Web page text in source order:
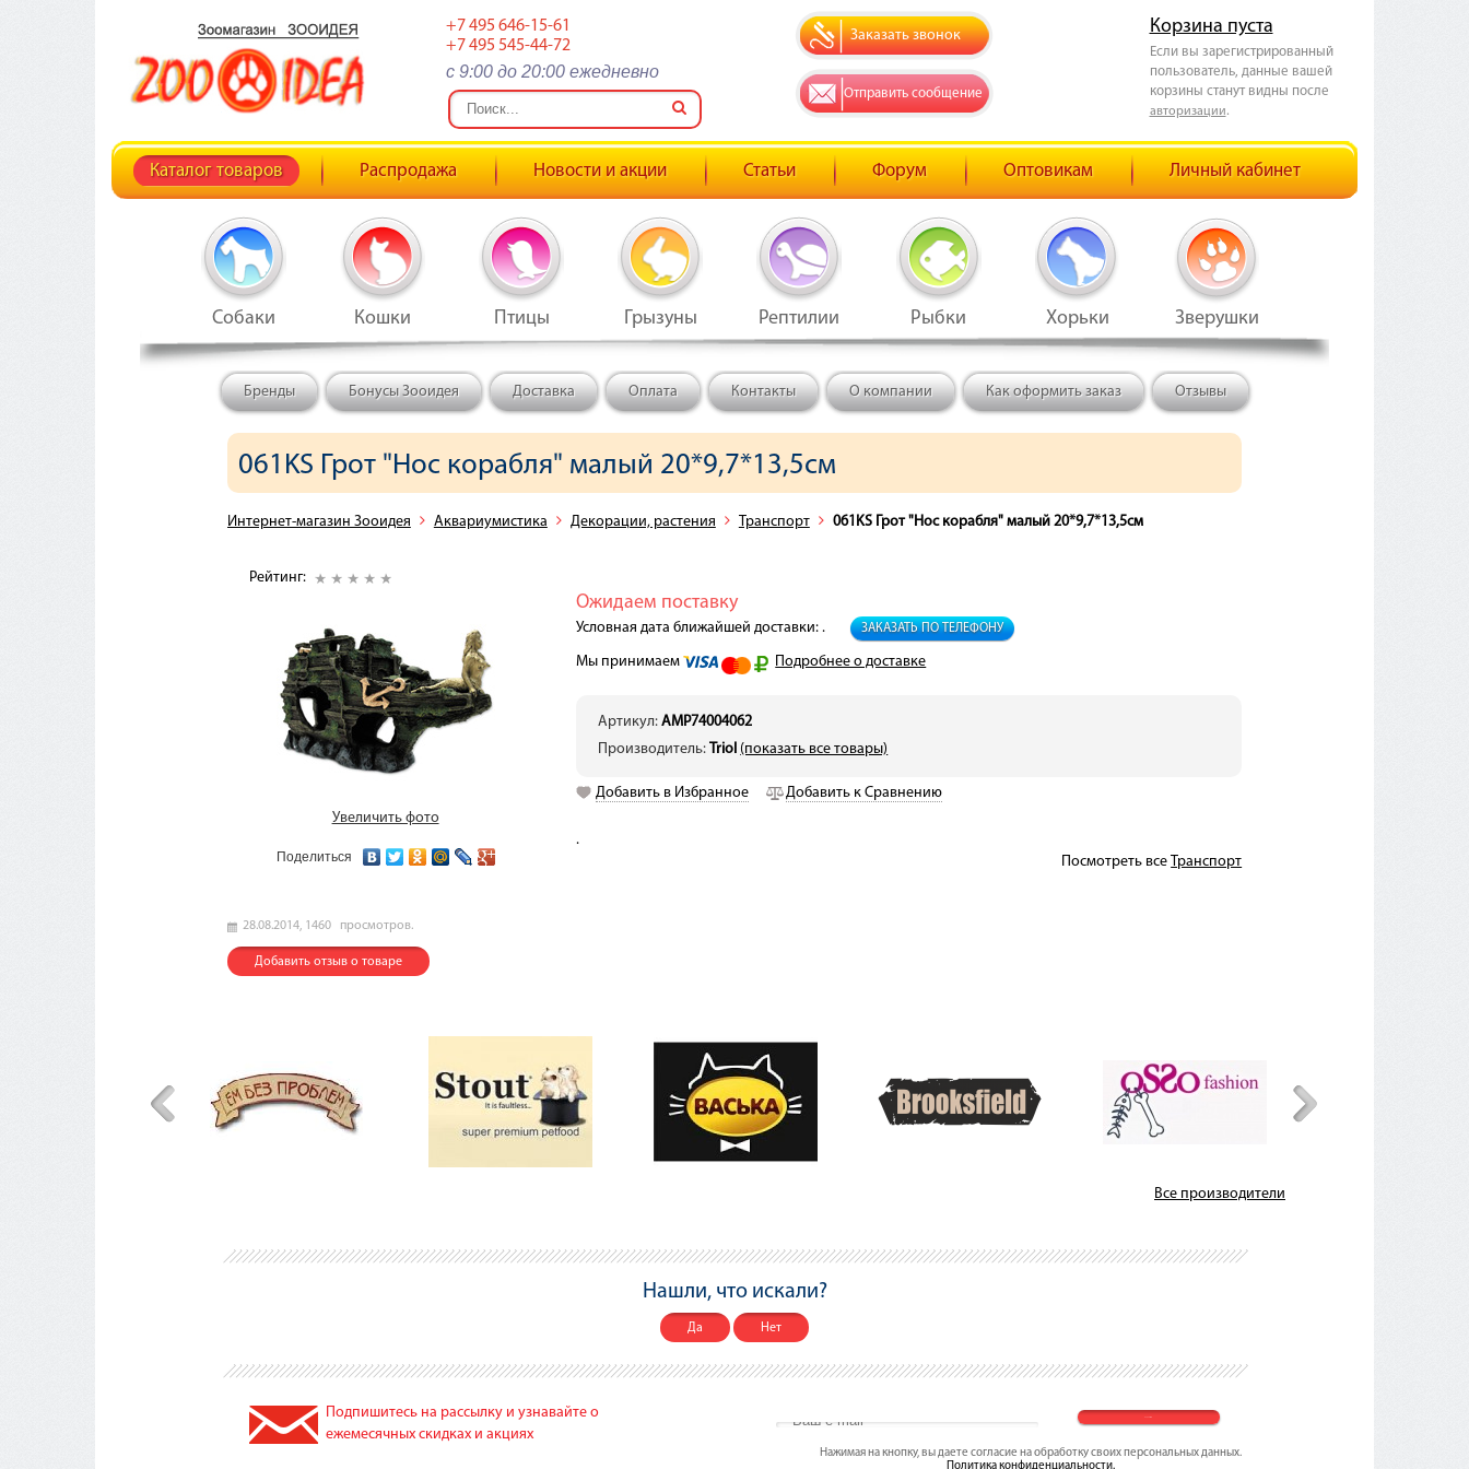
+7 495 646-15-61
+7 495 545-44-72
c 9:00 до 20:00 ежедневно
Заказать звонок
Отправить сообщение
Корзина пуста
Если вы зарегистрированный
пользователь, данные вашей
корзины станут видны после
авторизации.
Каталог товаров Распродажа Новости и акции Статьи Форум Оптовикам Личный кабинет
Собаки Кошки Птицы Грызуны Рептилии Рыбки Хорьки Зверушки
Бренды Бонусы Зооидея Доставка Оплата Контакты О компании Как оформить заказ Отзывы
061KS Грот "Нос корабля" малый 20*9,7*13,5см
Интернет-магазин Зооидея Аквариумистика Декорации, растения Транспорт 061KS Грот "Нос корабля" малый 20*9,7*13,5см
Рейтинг:
Увеличить фото
Поделиться
Ожидаем поставку
Условная дата ближайшей доставки: . ЗАКАЗАТЬ ПО ТЕЛЕФОНУ
Мы принимаем Подробнее о доставке
Артикул:AMP74004062
Производитель: Triol (показать все товары)
Добавить в Избранное Добавить к Сравнению
.
Посмотреть все Транспорт
28.08.2014, 1460 просмотров.
Добавить отзыв о товаре
Все производители
Нашли, что искали?
Да Нет
Подпишитесь на рассылку и узнавайте о
ежемесячных скидках и акциях
Нажимая на кнопку, вы даете согласие на обработку своих персональных данных.
Политика конфиденциальности.